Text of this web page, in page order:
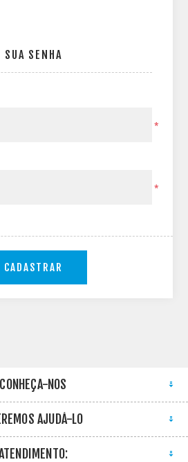
SUA SENHA
*
*
CADASTRAR
CONHEÇA-NOS
AJUDÁ-LO